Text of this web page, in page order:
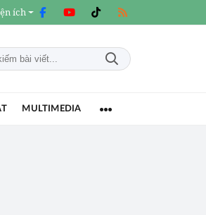
ích
MULTIMEDIA